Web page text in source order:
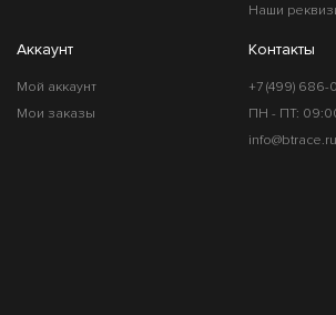
Наши
Аккаунт
Мой аккаунт
Мои заказы
Контакты
+7 (499) 686-
ПН - ПТ:
info@btrace.ru